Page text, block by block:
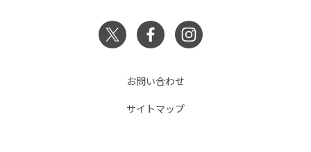
お問い合わせ
サイトマップ